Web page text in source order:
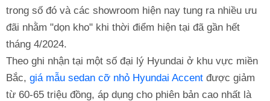
trong số đó và các showroom hiện nay tung ra nhiều ưu
đãi nhằm "dọn kho" khi thời điểm hiện tại đã gần hết
tháng 4/2024.
Theo ghi nhận tại một số đại lý Hyundai ở khu vực miền
Bắc, giá mẫu sedan cỡ nhỏ Hyundai Accent được giảm
từ 60-65 triệu đồng, áp dụng cho phiên bản cao nhất là